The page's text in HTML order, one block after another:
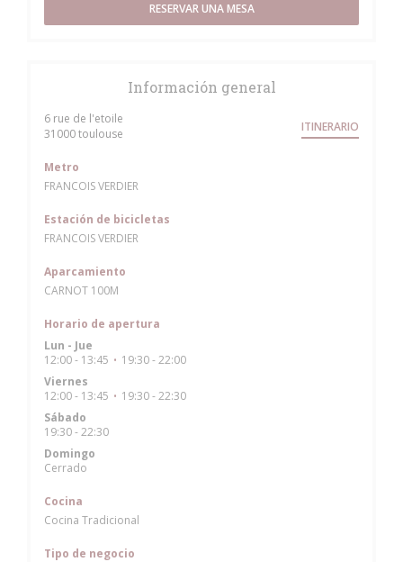
RESERVAR UNA MESA
Información general
6 rue de l'etoile
31000 toulouse
ITINERARIO
Metro
FRANCOIS VERDIER
Estación de bicicletas
FRANCOIS VERDIER
Aparcamiento
CARNOT 100M
Horario de apertura
Lun - Jue
12:00 - 13:45 • 19:30 - 22:00
Viernes
12:00 - 13:45 • 19:30 - 22:30
Sábado
19:30 - 22:30
Domingo
Cerrado
Cocina
Cocina Tradicional
Tipo de negocio